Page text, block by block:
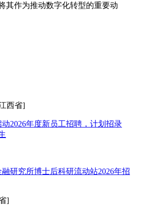
其作为推动数字化转型的重要动
西省]
2026年度新员工招聘，计划招录
研究所博士后科研流动站2026年招
]